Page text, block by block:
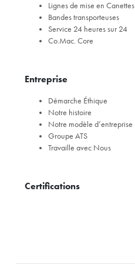
Lignes de mise en Canettes
Bandes transporteuses
Service 24 heures sur 24
Co.Mac. Core
Entreprise
Démarche Éthique
Notre histoire
Notre modèle d’entreprise
Groupe ATS
Travaille avec Nous
Certifications